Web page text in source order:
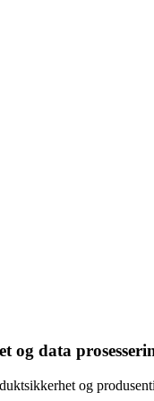
og data
og